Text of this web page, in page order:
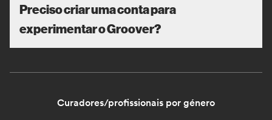
Preciso criar uma conta para
experimentar o Groover?
Curadores/profissionais por género